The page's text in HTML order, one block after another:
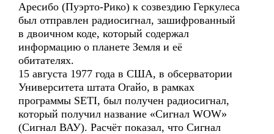
Аресибо (Пуэрто-Рико) к созвездию Геркулеса
был отправлен радиосигнал, зашифрованный
в двоичном коде, который содержал
информацию о планете Земля и её
обитателях.
15 августа 1977 года в США, в обсерватории
Университета штата Огайо, в рамках
программы SETI, был получен радиосигнал,
который получил название «Сигнал WOW»
(Сигнал ВАУ). Расчёт показал, что Сигнал